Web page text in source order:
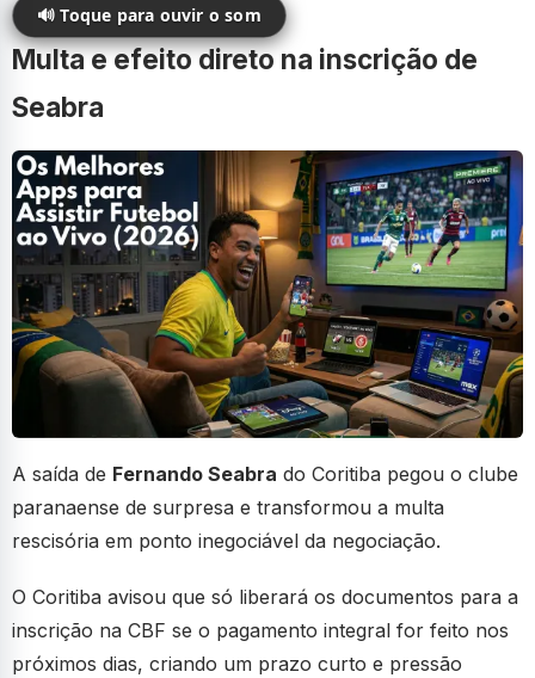
🔊 Toque para ouvir o som
Multa e efeito direto na inscrição de
Seabra
A saída de Fernando Seabra do Coritiba pegou o clube
paranaense de surpresa e transformou a multa
rescisória em ponto inegociável da negociação.
O Coritiba avisou que só liberará os documentos para a
inscrição na CBF se o pagamento integral for feito nos
próximos dias, criando um prazo curto e pressão